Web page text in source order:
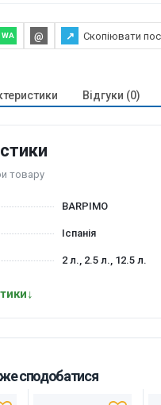
WA @ ↗ Скопіювати
Відгуки (0)
товару
BARPIMO
Іспанія
2 л., 2.5 л., 12.5 л.
↓
сподобатися